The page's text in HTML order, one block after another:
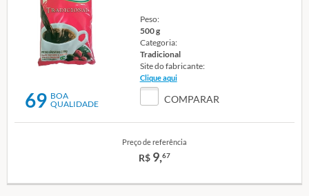
69 BOA
QUALIDADE
Peso:
500 g
Categoria:
Tradicional
Site do fabricante:
Clique aqui
COMPARAR
Preço de referência
R$ 9,67